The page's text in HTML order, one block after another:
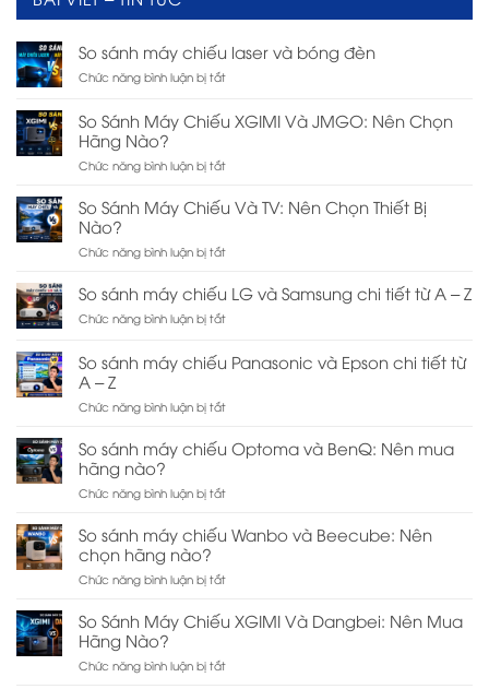
So sánh máy chiếu laser và bóng đèn
Chức năng bình luận bị tắtở
máy
laser
bóng
đèn
So Sánh Máy Chiếu XGIMI Và JMGO: Nên Chọn
Hãng Nào?
Chức năng bình luận bị tắtở
Sánh
Máy
XGIMI
JMGO:
Nên
Chọn
Nào?
So Sánh Máy Chiếu Và TV: Nên Chọn Thiết Bị
Nào?
Chức năng bình luận bị tắtở
Sánh
Máy
Chiếu
TV:
Nên
Thiết
Nào?
So sánh máy chiếu LG và Samsung chi tiết từ A – Z
Chức năng bình luận bị tắtở
máy
LG
Samsung
chi
từ
Z
So sánh máy chiếu Panasonic và Epson chi tiết từ
A – Z
Chức năng bình luận bị tắtở
sánh
máy
Panasonic
Epson
chi
từ
–
Z
So sánh máy chiếu Optoma và BenQ: Nên mua
hãng nào?
Chức năng bình luận bị tắtở
sánh
máy
Optoma
BenQ:
Nên
hãng
So sánh máy chiếu Wanbo và Beecube: Nên
chọn hãng nào?
Chức năng bình luận bị tắtở
sánh
máy
Wanbo
So Sánh Máy Chiếu XGIMI Và Dangbei: Nên Mua
Hãng Nào?
Chức năng bình luận bị tắtở